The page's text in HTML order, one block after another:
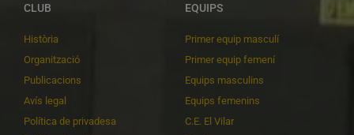
CLUB
Història
Organització
Publicacions
Avís legal
Política de privadesa
EQUIPS
Primer equip masculí
Primer equip femení
Equips masculins
Equips femenins
C.E. El Vilar